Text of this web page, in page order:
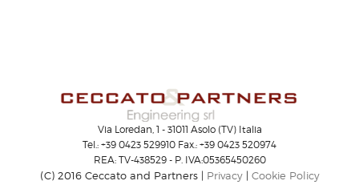
Via Loredan, 1 - 31011 Asolo (TV) Italia
Tel.: +39 0423 529910 Fax.: +39 0423 520974
REA: TV-438529 - P. IVA:05365450260
(C) 2016 Ceccato and Partners | Privacy| Cookie Policy